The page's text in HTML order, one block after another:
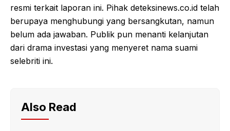
resmi terkait laporan ini. Pihak deteksinews.co.id telah
berupaya menghubungi yang bersangkutan, namun
belum ada jawaban. Publik pun menanti kelanjutan
dari drama investasi yang menyeret nama suami
selebriti ini.
Also Read